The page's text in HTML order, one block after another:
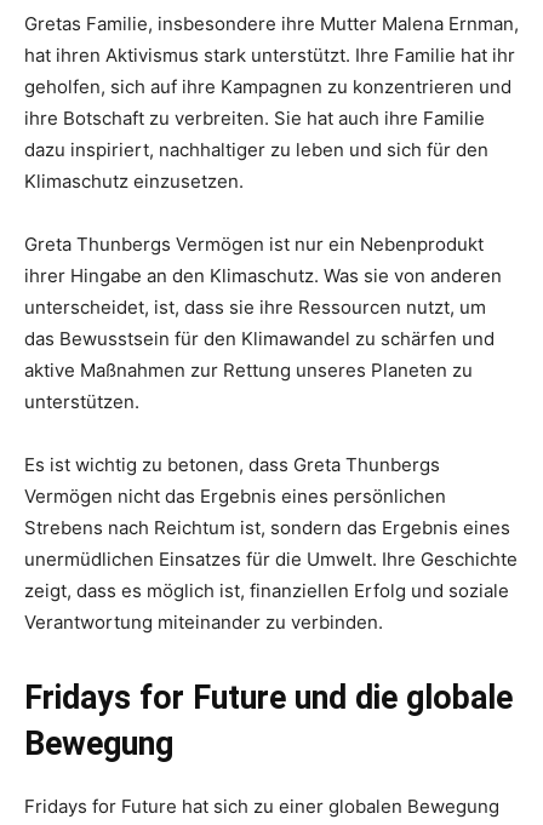
Gretas Familie, insbesondere ihre Mutter Malena Ernman,
hat ihren Aktivismus stark unterstützt. Ihre Familie hat ihr
geholfen, sich auf ihre Kampagnen zu konzentrieren und
ihre Botschaft zu verbreiten. Sie hat auch ihre Familie
dazu inspiriert, nachhaltiger zu leben und sich für den
Klimaschutz einzusetzen.
Greta Thunbergs Vermögen ist nur ein Nebenprodukt
ihrer Hingabe an den Klimaschutz. Was sie von anderen
unterscheidet, ist, dass sie ihre Ressourcen nutzt, um
das Bewusstsein für den Klimawandel zu schärfen und
aktive Maßnahmen zur Rettung unseres Planeten zu
unterstützen.
Es ist wichtig zu betonen, dass Greta Thunbergs
Vermögen nicht das Ergebnis eines persönlichen
Strebens nach Reichtum ist, sondern das Ergebnis eines
unermüdlichen Einsatzes für die Umwelt. Ihre Geschichte
zeigt, dass es möglich ist, finanziellen Erfolg und soziale
Verantwortung miteinander zu verbinden.
Fridays for Future und die globale
Bewegung
Fridays for Future hat sich zu einer globalen Bewegung